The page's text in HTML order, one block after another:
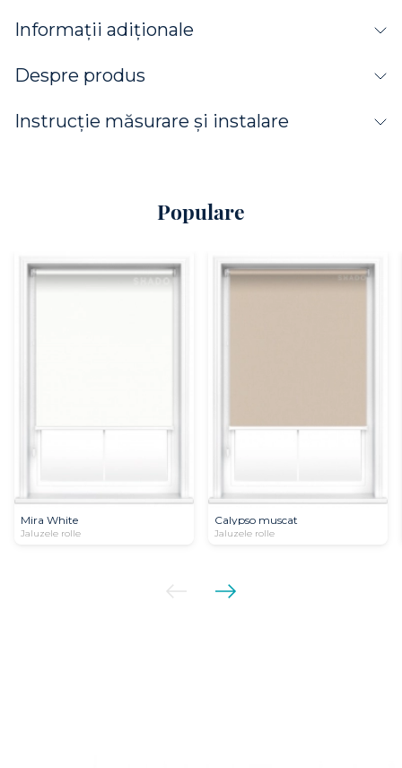
Informații adiționale
Despre produs
Instrucție măsurare și instalare
Populare
Mira White
Jaluzele rolle
Calypso muscat
Jaluzele rolle